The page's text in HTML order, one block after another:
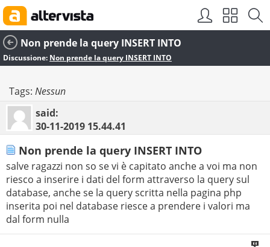
Non prende la query INSERT INTO
Discussione: Non prende la query INSERT INTO
Tags: Nessun
said:
30-11-2019 15.44.41
Non prende la query INSERT INTO
salve ragazzi non so se vi è capitato anche a voi ma non
riesco a inserire i dati del form attraverso la query sul
database, anche se la query scritta nella pagina php
inserita poi nel database riesce a prendere i valori ma
dal form nulla